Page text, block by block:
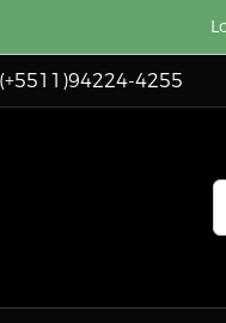
(+5511)94224-4255